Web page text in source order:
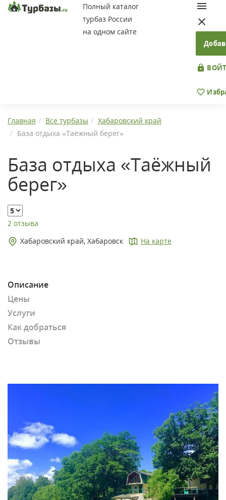
Полный каталог
турбаз России
на одном сайте
Главная Все турбазы
Хабаровский край
База отдыха «Таёжный берег»
База отдыха «Таёжный
берег»
2 отзыва
Хабаровский край, Хабаровск
На карте
Описание
Цены
Услуги
Как добраться
Отзывы